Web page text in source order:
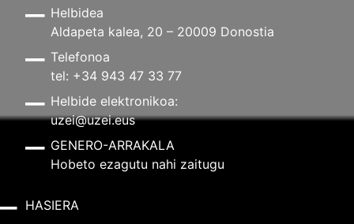
Helbidea
Aldapeta kalea, 20 – 20009 Donostia
Telefonoa
tel: +34 943 47 33 77
Helbide elektronikoa:
uzei@uzei.eus
GENERO-ARRAKALA
Hobeto ezagutu nahi zaitugu
HASIERA